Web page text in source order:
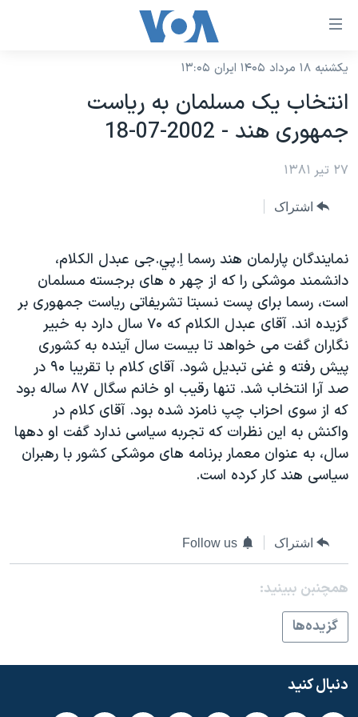
لینکهای
دسترسی
جهش
محتوای
اصلی
جهش
اصلی
جهش
به
جستجو
نسخه سبک وب‌سایت
موضوع ها
ایران
آمریکا
ورزشی
گزیده‌ها
ویژه برنامه‌ها
ویدیوها
فرهنگ و زندگی
حقوق شهروندی
اقتصادی
علم و فناوری
آرشیو پخش زنده
برنامه های تلویزیونی
جدول برنامه ها
جام جهانی ۲۰۲۶
عملیات خشم حماسی
بایگانی برنامه‌های تلویزیونی
مستندها
انتخابات ریاست جمهوری آمریکا ۲۰۲۴
حمله جمهوری اسلامی به اسرائیل
رمز مهسا
مجموعه مستندهای دادخواهی
چهل سال گروگان‌گیری
اعتراضات مردمی آبان ۹۸
فرکانس‌های صدای آمریکا
پخش رادیویی
یادگیری زبان انگلیسی
دنبال کنید
زبانهای مختلف
یکشنبه ۱۸ مرداد ۱۴۰۵ ایران ۱۳:۰۵
انتخاب يک مسلمان به رياست
جمهوری هند - 2002-07-18
۲۷ تیر ۱۳۸۱
اشتراک
نمايندگان پارلمان هند رسما اِ.پي.جی عبدل الکلام،
دانشمند موشکی را که از چهر ه های برجسته مسلمان
است، رسما برای پست نسبتا تشريفاتی رياست جمهوری بر
گزيده اند. آقای عبدل الکلام که ۷۰ سال دارد به خبير
نگاران گفت می خواهد تا بيست سال آينده به کشوری
پيش رفته و غنی تبديل شود. آقای کلام با تقريبا ۹۰ در
صد آرا انتخاب شد. تنها رقيب او خانم سگال ۸۷ ساله بود
که از سوی احزاب چپ نامزد شده بود. آقای کلام در
واکنش به اين نظرات که تجربه سياسی ندارد گفت او دهها
سال، به عنوان معمار برنامه های موشکی کشور با رهبران
سياسی هند کار کرده است.
اشتراک Follow us
همچنبن ببینید:
گزيده‌ها
دنبال کنید